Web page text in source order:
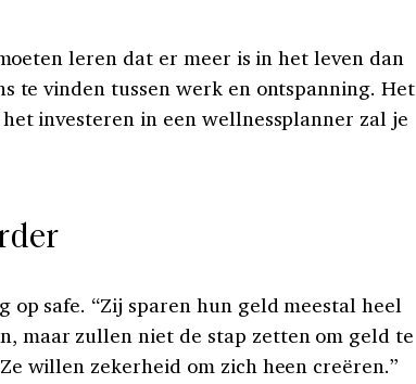
leren dat er meer is in het leven dan
te vinden tussen werk en ontspanning. Het
investeren in een wellnessplanner zal je
safe. “Zij sparen hun geld meestal heel
maar zullen niet de stap zetten om geld te
willen zekerheid om zich heen creëren.”